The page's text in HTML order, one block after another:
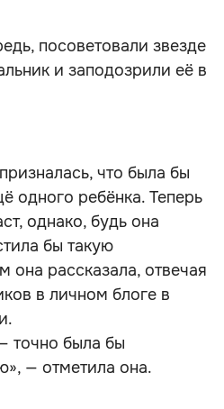
посоветовали звезде
и заподозрили её в
что была бы
одного ребёнка. Теперь
однако, будь она
бы такую
она рассказала, отвечая
в личном блоге в
точно была бы
— отметила она.